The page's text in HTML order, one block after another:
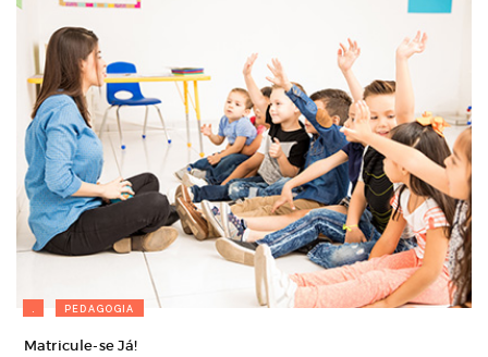
. PEDAGOGIA
Matricule-se Já!